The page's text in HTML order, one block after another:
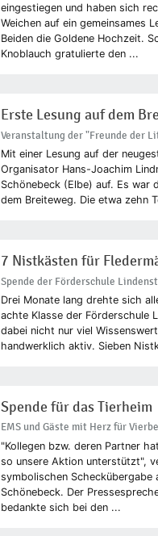
eingestiegen und haben sich
Weichen auf ein gemeinsames
Beiden die Goldene Hochzeit.
Knoblauch gratulierte den ...
Erste Lesung auf dem
Veranstaltung der "Freunde der
Mit einer Lesung auf der
Organisator Hans-Joachim
Schönebeck (Elbe) auf. Es war
dem Breiteweg. Die etwa zehn
7 Nistkästen für
Spende der Förderschule
Drei Monate lang drehte sich
achte Klasse der Förderschule
dabei nicht nur viel
handwerklich aktiv. Sieben
Spende für das Tierheim
EMS und Gäste mit Herz für
"Kollegen bzw. deren Partner
so unsere Aktion unterstützt",
symbolischen
Schönebeck. Der
bedankte sich bei den ...